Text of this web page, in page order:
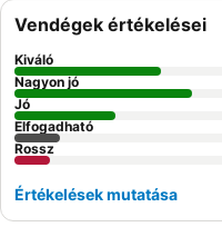
Vendégek értékelései
Kiváló
Nagyon jó
Jó
Elfogadható
Rossz
Értékelések mutatása